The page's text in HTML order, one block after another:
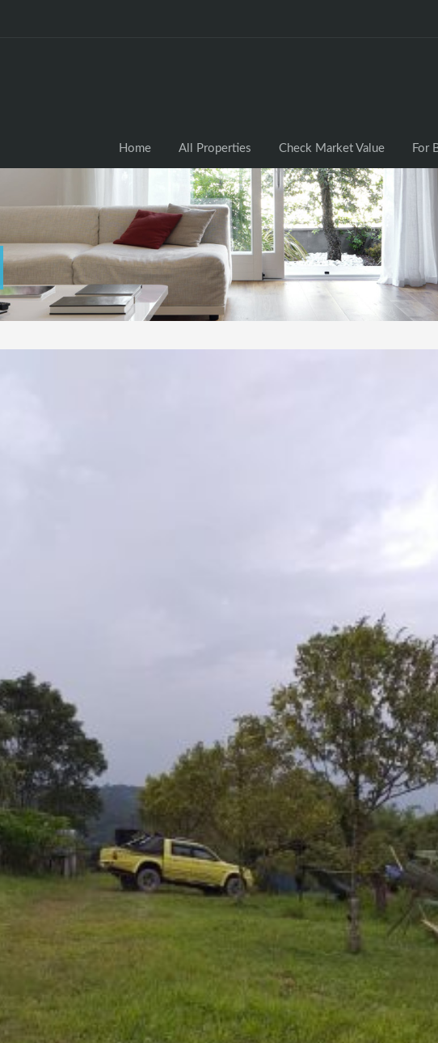
Home All Properties Check Market Value For